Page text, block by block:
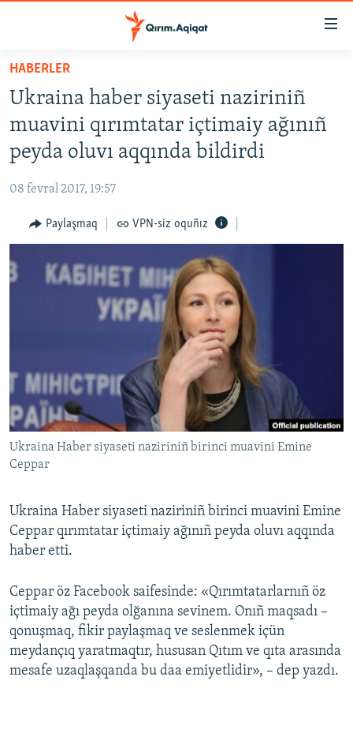
Esas
qaytmaq
Baş
navigatsiyağa
qaytmaq
Qıdıruvğa
HABERLER
İQTİSADİYAT
MEDENİYET
İNSAN AQLARI
SÜRET
Русский
Українською
QOŞULIÑIZ!
RFE/RS bütün saytları
HABERLER
Ukraina haber siyaseti naziriniñ
muavini qırımtatar içtimaiy ağınıñ
peyda oluvı aqqında bildirdi
08 fevral 2017, 19:57
Paylaşmaq VPN-siz oquñız
Ukraina Haber siyaseti naziriniñ birinci muavini Emine
Ceppar
Ukraina Haber siyaseti naziriniñ birinci muavini Emine
Ceppar qırımtatar içtimaiy ağınıñ peyda oluvı aqqında
haber etti.
Ceppar öz Facebook saifesinde: «Qırımtatarlarnıñ öz
içtimaiy ağı peyda olğanına sevinem. Onıñ maqsadı –
qonuşmaq, fikir paylaşmaq ve seslenmek içün
meydançıq yaratmaqtır, hususan Qıtım ve qıta arasında
mesafe uzaqlaşqanda bu daa emiyetlidir», – dep yazdı.